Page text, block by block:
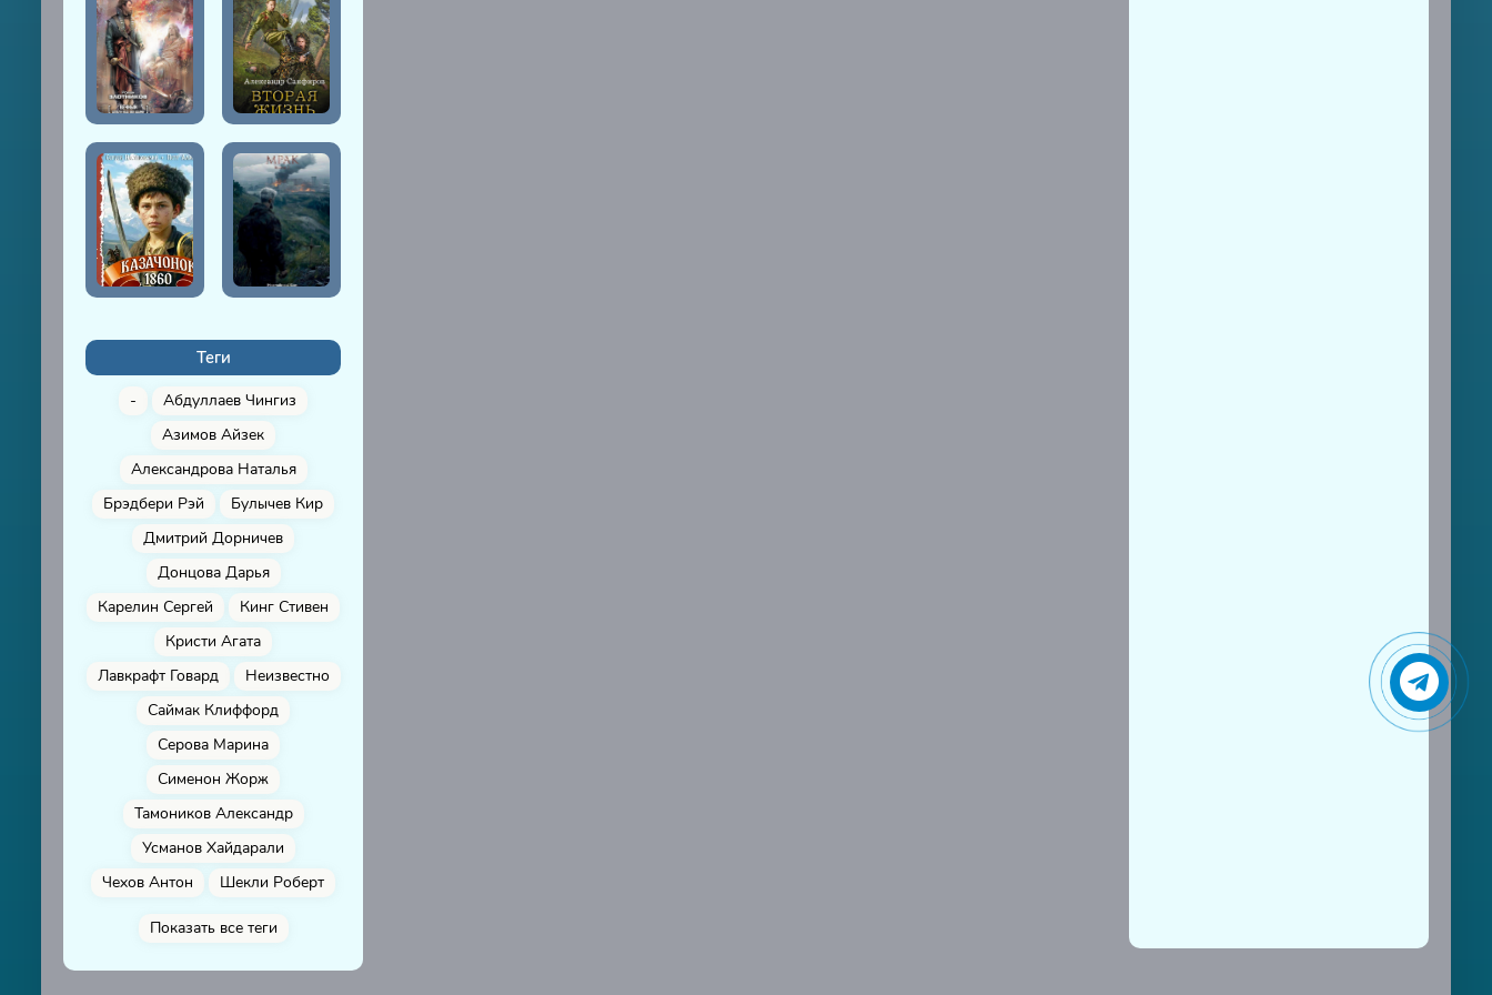
Теги
-
Абдуллаев Чингиз
Азимов Айзек
Александрова Наталья
Брэдбери Рэй
Булычев Кир
Дмитрий Дорничев
Донцова Дарья
Карелин Сергей
Кинг Стивен
Кристи Агата
Лавкрафт Говард
Неизвестно
Саймак Клиффорд
Серова Марина
Сименон Жорж
Тамоников Александр
Усманов Хайдарали
Чехов Антон
Шекли Роберт
Показать все теги